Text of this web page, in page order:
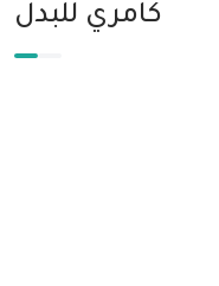
كامري للبدل